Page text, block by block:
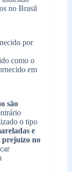
no Brasil
por
como o
em
são
o tipo
e
prejuízo no